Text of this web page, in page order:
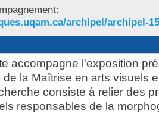
archipel/archipel-
accompagne l'exposition
la Maîtrise en arts visuels
consiste à relier des
responsables de la